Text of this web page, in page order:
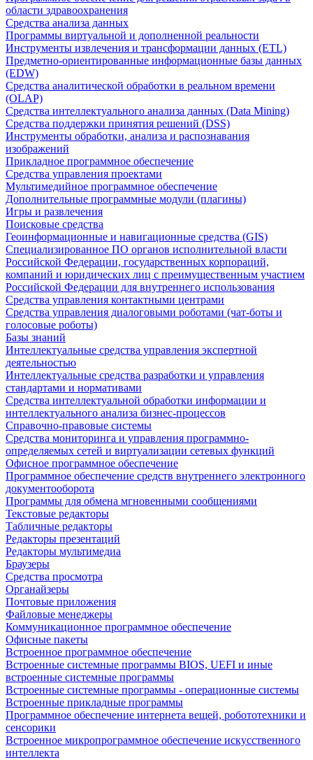
области здравоохранения
Средства анализа данных
Программы виртуальной и дополненной реальности
Инструменты извлечения и трансформации данных (ETL)
Предметно-ориентированные информационные базы данных
(EDW)
Средства аналитической обработки в реальном времени
(OLAP)
Средства интеллектуального анализа данных (Data Mining)
Средства поддержки принятия решений (DSS)
Инструменты обработки, анализа и распознавания
изображений
Прикладное программное обеспечение
Средства управления проектами
Мультимедийное программное обеспечение
Дополнительные программные модули (плагины)
Игры и развлечения
Поисковые средства
Геоинформационные и навигационные средства (GIS)
Специализированное ПО органов исполнительной власти
Российской Федерации, государственных корпораций,
компаний и юридических лиц с преимущественным участием
Российской Федерации для внутреннего использования
Средства управления контактными центрами
Средства управления диалоговыми роботами (чат-боты и
голосовые роботы)
Базы знаний
Интеллектуальные средства управления экспертной
деятельностью
Интеллектуальные средства разработки и управления
стандартами и нормативами
Средства интеллектуальной обработки информации и
интеллектуального анализа бизнес-процессов
Справочно-правовые системы
Средства мониторинга и управления программно-
определяемых сетей и виртуализации сетевых функций
Офисное программное обеспечение
Программное обеспечение средств внутреннего электронного
документооборота
Программы для обмена мгновенными сообщениями
Текстовые редакторы
Табличные редакторы
Редакторы презентаций
Редакторы мультимедиа
Браузеры
Средства просмотра
Органайзеры
Почтовые приложения
Файловые менеджеры
Коммуникационное программное обеспечение
Офисные пакеты
Встроенное программное обеспечение
Встроенные системные программы BIOS, UEFI и иные
встроенные системные программы
Встроенные системные программы - операционные системы
Встроенные прикладные программы
Программное обеспечение интернета вещей, робототехники и
сенсорики
Встроенное микропрограммное обеспечение искусственного
интеллекта